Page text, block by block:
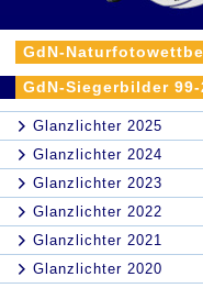
GdN-
GdN-Siegerbilder 99-
Glanzlichter 2025
Glanzlichter 2024
Glanzlichter 2023
Glanzlichter 2022
Glanzlichter 2021
Glanzlichter 2020